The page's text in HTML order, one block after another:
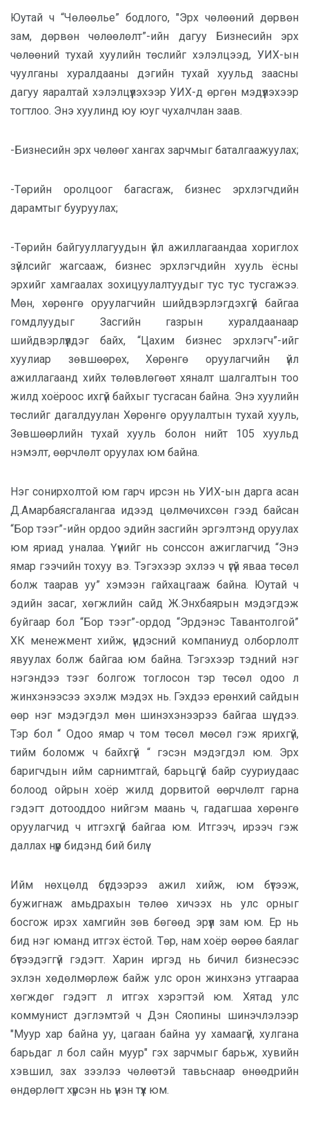
Юутай ч “Чөлөөлье” бодлого, "Эрх чөлөөний дөрвөн
зам, дөрвөн чөлөөлөлт”-ийн дагуу Бизнесийн эрх
чөлөөний тухай хуулийн төслийг хэлэлцээд, УИХ-ын
чуулганы хуралдааны дэгийн тухай хуульд заасны
дагуу яаралтай хэлэлцүүлэхээр УИХ-д өргөн мэдүүлэхээр
тогтлоо. Энэ хуулинд юу юуг чухалчлан заав.
-Бизнесийн эрх чөлөөг хангах зарчмыг баталгаажуулах;
-Төрийн оролцоог багасгаж, бизнес эрхлэгчдийн
дарамтыг бууруулах;
-Төрийн байгууллагуудын үйл ажиллагаандаа хориглох
зүйлсийг жагсааж, бизнес эрхлэгчдийн хууль ёсны
эрхийг хамгаалах зохицуулалтуудыг тус тус тусгажээ.
Мөн, хөрөнгө оруулагчийн шийдвэрлэгдэхгүй байгаа
гомдлуудыг Засгийн газрын хуралдаанаар
шийдвэрлүүлдэг байх, “Цахим бизнес эрхлэгч”-ийг
хуулиар зөвшөөрөх, Хөрөнгө оруулагчийн үйл
ажиллагаанд хийх төлөвлөгөөт хяналт шалгалтын тоо
жилд хоёроос ихгүй байхыг тусгасан байна. Энэ хуулийн
төслийг дагалдуулан Хөрөнгө оруулалтын тухай хууль,
Зөвшөөрлийн тухай хууль болон нийт 105 хуульд
нэмэлт, өөрчлөлт оруулах юм байна.
Нэг сонирхолтой юм гарч ирсэн нь УИХ-ын дарга асан
Д.Амарбаясгалангаа идээд цөлмөчихсөн гээд байсан
“Бор тээг”-ийн ордоо эдийн засгийн эргэлтэнд оруулах
юм яриад уналаа. Үүнийг нь сонссон ажиглагчид “Энэ
ямар гээчийн тохуу вэ. Тэгэхээр эхлээ ч үгүй яваа төсөл
болж таарав уу” хэмээн гайхацгааж байна. Юутай ч
эдийн засаг, хөгжлийн сайд Ж.Энхбаярын мэдэгдэж
буйгаар бол “Бор тээг”-ордод “Эрдэнэс Тавантолгой”
ХК менежмент хийж, үндэсний компаниуд олборлолт
явуулах болж байгаа юм байна. Тэгэхээр тэдний нэг
нэгэндээ тээг болгож тоглосон тэр төсөл одоо л
жинхэнээсээ эхэлж мэдэх нь. Гэхдээ ерөнхий сайдын
өөр нэг мэдэгдэл мөн шинэхэнээрээ байгаа шүү дээ.
Тэр бол “ Одоо ямар ч том төсөл мөсөл гэж ярихгүй,
тийм боломж ч байхгүй “ гэсэн мэдэгдэл юм. Эрх
баригчдын ийм сарнимтгай, барьцгүй байр сууриудаас
болоод ойрын хоёр жилд дорвитой өөрчлөлт гарна
гэдэгт дотооддоо нийгэм маань ч, гадагшаа хөрөнгө
оруулагчид ч итгэхгүй байгаа юм. Итгээч, ирээч гэж
даллах нүүр бидэнд бий билүү.
Ийм нөхцөлд бүгдээрээ ажил хийж, юм бүтээж,
бужигнаж амьдрахын төлөө хичээх нь улс орныг
босгож ирэх хамгийн зөв бөгөөд эрүүл зам юм. Ер нь
бид нэг юманд итгэх ёстой. Төр, нам хоёр өөрөө баялаг
бүтээдэггүй гэдэгт. Харин иргэд нь бичил бизнесээс
эхлэн хөдөлмөрлөж байж улс орон жинхэнэ утгаараа
хөгждөг гэдэгт л итгэх хэрэгтэй юм. Хятад улс
коммунист дэглэмтэй ч Дэн Сяопины шинэчлэлээр
"Муур хар байна уу, цагаан байна уу хамаагүй, хулгана
барьдаг л бол сайн муур" гэх зарчмыг барьж, хувийн
хэвшил, зах зээлээ чөлөөтэй тавьснаар өнөөдрийн
өндөрлөгт хүрсэн нь үнэн түүх юм.